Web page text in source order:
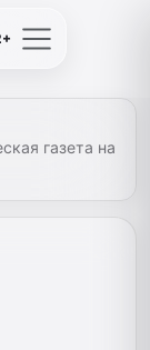
газета на